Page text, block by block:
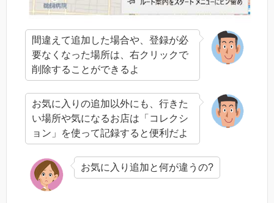
間違えて追加した場合や、登録が必
要なくなった場所は、右クリックで
削除することができるよ
お気に入りの追加以外にも、行きた
い場所や気になるお店は「コレクシ
ョン」を使って記録すると便利だよ
お気に入り追加と何が違うの?